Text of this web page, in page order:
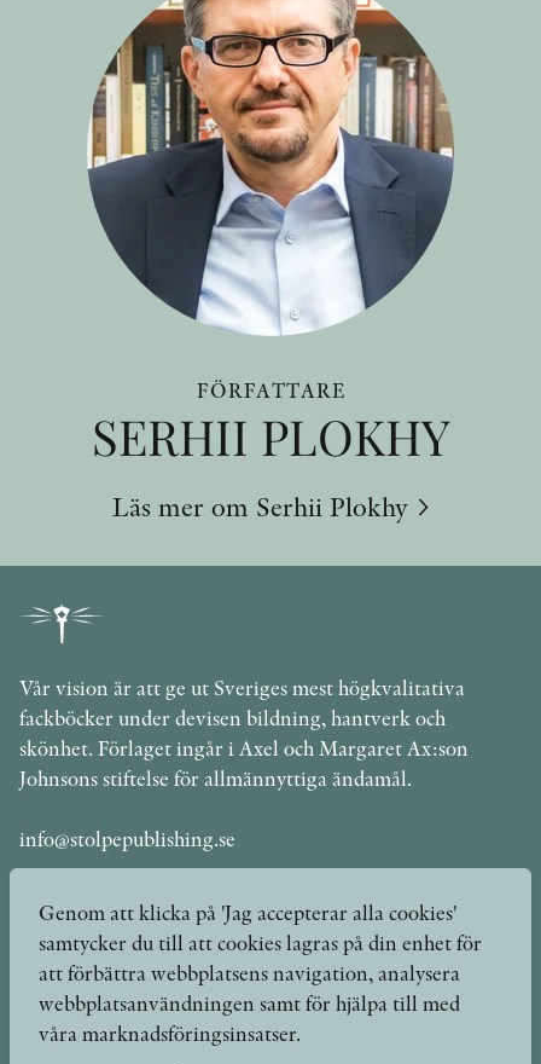
FÖRFATTARE
SERHII PLOKHY
Läs mer om Serhii Plokhy
Vår vision är att ge ut Sveriges mest högkvalitativa
fackböcker under devisen bildning, hantverk och
skönhet. Förlaget ingår i Axel och Margaret Ax:son
Johnsons stiftelse för allmännyttiga ändamål.
info@stolpepublishing.se
Böcker
Författare
Hilma af Klint
Om oss
Kontakt
Genom att klicka på 'Jag accepterar alla cookies'
samtycker du till att cookies lagras på din enhet för
att förbättra webbplatsens navigation, analysera
webbplatsanvändningen samt för hjälpa till med
våra marknadsföringsinsatser.